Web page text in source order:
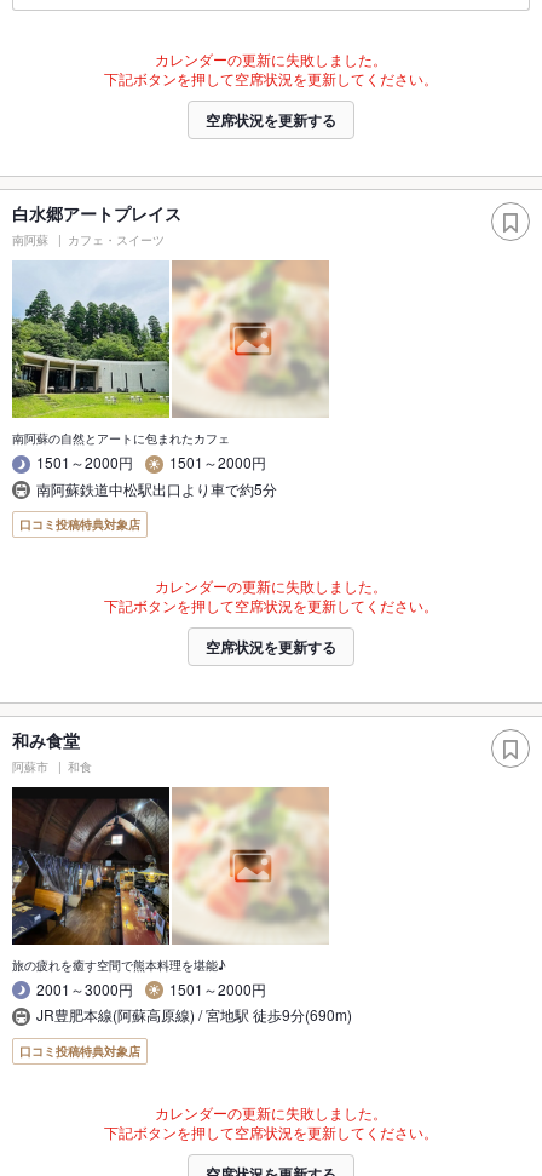
カレンダーの更新に失敗しました。
下記ボタンを押して空席状況を更新してください。
空席状況を更新する
白水郷アートプレイス
南阿蘇 カフェ・スイーツ
南阿蘇の自然とアートに包まれたカフェ
1501～2000円
1501～2000円
南阿蘇鉄道中松駅出口より車で約5分
口コミ投稿特典対象店
カレンダーの更新に失敗しました。
下記ボタンを押して空席状況を更新してください。
空席状況を更新する
和み食堂
阿蘇市 和食
旅の疲れを癒す空間で熊本料理を堪能♪
2001～3000円
1501～2000円
JR豊肥本線(阿蘇高原線) / 宮地駅 徒歩9分(690m)
口コミ投稿特典対象店
カレンダーの更新に失敗しました。
下記ボタンを押して空席状況を更新してください。